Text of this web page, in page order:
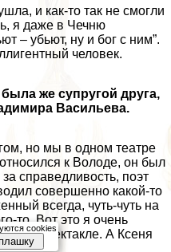
и как-то так не смогли
я даже в Чечню
– убьют, ну и бог с ним”.
человек.
же супругой друга,
Васильева.
но мы в одном театре
к Володе, он был
справедливость, поэт
совершенно какой-то
всегда, чуть-чуть на
то. Вот это я очень
в спектакле. А Ксеня
cookies